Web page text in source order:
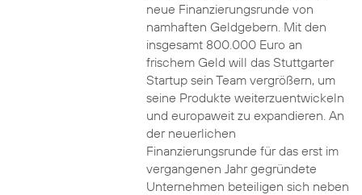
neue Finanzierungsrunde von
namhaften Geldgebern. Mit den
insgesamt 800.000 Euro an
frischem Geld will das Stuttgarter
Startup sein Team vergrößern, um
seine Produkte weiterzuentwickeln
und europaweit zu expandieren. An
der neuerlichen
Finanzierungsrunde für das erst im
vergangenen Jahr gegründete
Unternehmen beteiligen sich neben